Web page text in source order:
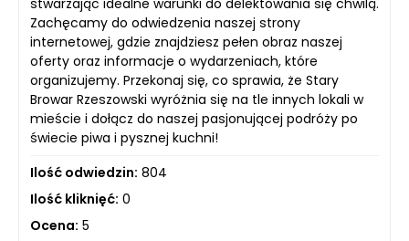
Zachęcamy do odwiedzenia naszej strony
internetowej, gdzie znajdziesz pełen obraz naszej
oferty oraz informacje o wydarzeniach, które
organizujemy. Przekonaj się, co sprawia, że Stary
Browar Rzeszowski wyróżnia się na tle innych lokali w
mieście i dołącz do naszej pasjonującej podróży po
świecie piwa i pysznej kuchni!
Ilość odwiedzin: 804
Ilość kliknięć: 0
Ocena: 5